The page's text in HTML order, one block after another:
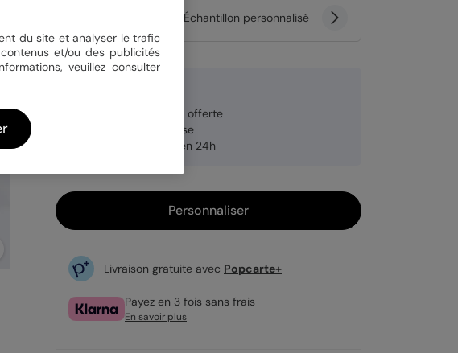
Échantillon personnalisé
Enveloppe blanche offerte
Fabrication française
Expédition rapide en 24h
Personnaliser
Livraison gratuite avec Popcarte+
Payez en 3 fois sans frais
En savoir plus
du site et analyser le trafic
et/ou des publicités
veuillez consulter